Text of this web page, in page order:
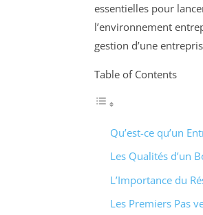
essentielles pour
l’environnement
gestion d’une
Table of Contents
Qu’est-ce qu’un
Les Qualités d’un
L’Importance du
Les Premiers Pas